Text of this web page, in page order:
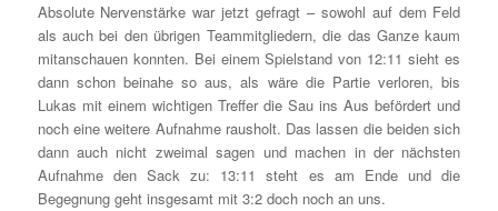
Absolute Nervenstärke war jetzt gefragt – sowohl auf dem Feld
als auch bei den übrigen Teammitgliedern, die das Ganze kaum
mitanschauen konnten. Bei einem Spielstand von 12:11 sieht es
dann schon beinahe so aus, als wäre die Partie verloren, bis
Lukas mit einem wichtigen Treffer die Sau ins Aus befördert und
noch eine weitere Aufnahme rausholt. Das lassen die beiden sich
dann auch nicht zweimal sagen und machen in der nächsten
Aufnahme den Sack zu: 13:11 steht es am Ende und die
Begegnung geht insgesamt mit 3:2 doch noch an uns.